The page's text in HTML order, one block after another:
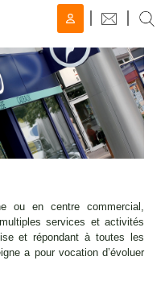
ou en centre commercial,
services et activités
et répondant à toutes les
a pour vocation d’évoluer